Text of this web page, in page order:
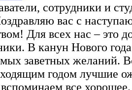
сотрудники и
вас с
Для всех нас – это
В канун Нового
заветных желаний.
годом лучшие
все